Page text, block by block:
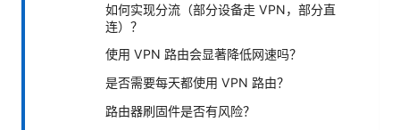
如何实现分流（部分设备走 VPN，部分直
连）？
使用 VPN 路由会显著降低网速吗？
是否需要每天都使用 VPN 路由？
路由器刷固件是否有风险？